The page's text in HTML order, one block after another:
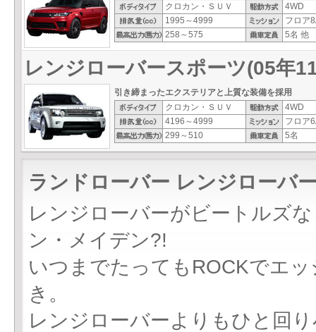
クロカン・ＳＵＶ
4WD
1995～4999
フロア
258～575
5名 他
レンジローバースポーツ(05年
引き締まったエクステリアと上質な装備を採用
クロカン・ＳＵＶ
4WD
4196～4999
フロア
299～510
5名
ランドローバー レンジローバ
レンジローバーがビートルズ
ン・メイデン?!
いつまでたってもROCKでエ
き。
レンジローバーよりもひと回